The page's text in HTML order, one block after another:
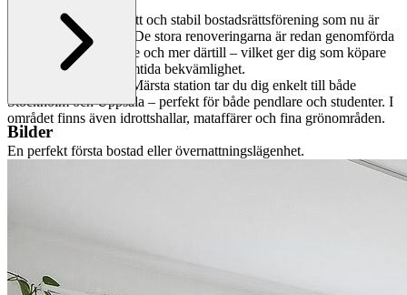
Här bor du i en välskött och stabil bostadsrättsförening som nu är
skuldfri från banklån. De stora renoveringarna är redan genomförda
– stambyte, fönsterbyte och mer därtill – vilket ger dig som köpare
både trygghet och framtida bekvämlighet.
Med gångavstånd till Märsta station tar du dig enkelt till både
Stockholm och Uppsala – perfekt för både pendlare och studenter. I
området finns även idrottshallar, mataffärer och fina grönområden.
En perfekt första bostad eller övernattningslägenhet.
Bilder